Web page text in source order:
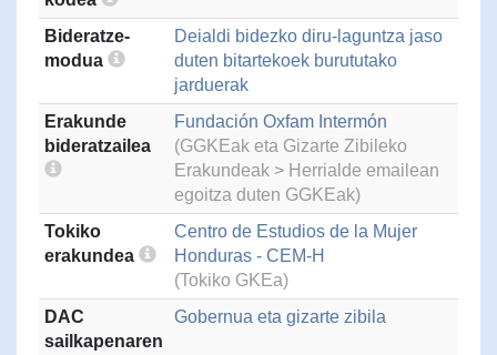
Bideratze-
modua
Deialdi bidezko diru-laguntza jaso
duten bitartekoek burututako
jarduerak
Erakunde
bideratzailea
Fundación Oxfam Intermón
(GGKEak eta Gizarte Zibileko
Erakundeak > Herrialde emailean
egoitza duten GGKEak)
Tokiko
erakundea
Centro de Estudios de la Mujer
Honduras - CEM-H
(Tokiko GKEa)
DAC
sailkapenaren
Gobernua eta gizarte zibila